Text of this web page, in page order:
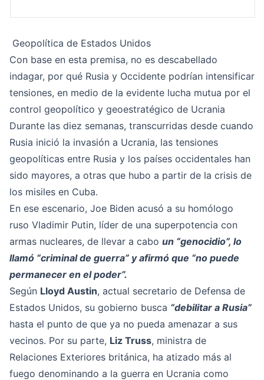
Geopolítica de Estados Unidos
Con base en esta premisa, no es descabellado
indagar, por qué Rusia y Occidente podrían intensificar
tensiones, en medio de la evidente lucha mutua por el
control geopolítico y geoestratégico de Ucrania
Durante las diez semanas, transcurridas desde cuando
Rusia inició la invasión a Ucrania, las tensiones
geopolíticas entre Rusia y los países occidentales han
sido mayores, a otras que hubo a partir de la crisis de
los misiles en Cuba.
En ese escenario, Joe Biden acusó a su homólogo
ruso Vladimir Putin, líder de una superpotencia con
armas nucleares, de llevar a cabo un “genocidio”, lo
llamó “criminal de guerra” y afirmó que “no puede
permanecer en el poder”.
Según Lloyd Austin, actual secretario de Defensa de
Estados Unidos, su gobierno busca “debilitar a Rusia”
hasta el punto de que ya no pueda amenazar a sus
vecinos. Por su parte, Liz Truss, ministra de
Relaciones Exteriores británica, ha atizado más al
fuego denominando a la guerra en Ucrania como